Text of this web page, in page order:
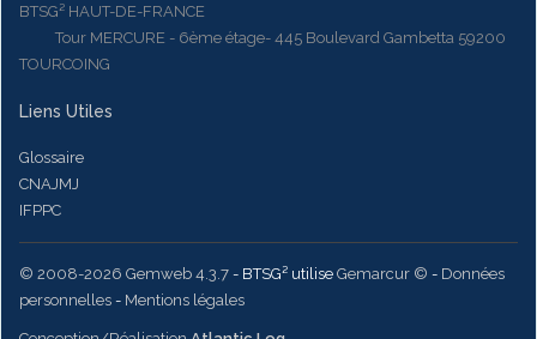
BTSG² HAUT-DE-FRANCE
Tour MERCURE - 6ème étage- 445 Boulevard Gambetta 59200
TOURCOING
Liens Utiles
Glossaire
CNAJMJ
IFPPC
© 2008-2026 Gemweb 4.3.7 - BTSG² utilise Gemarcur © - Données
personnelles - Mentions légales